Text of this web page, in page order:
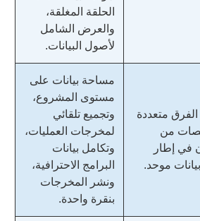
الحلقة المغلقة،
والعرض الشامل
لأصول البيانات.
متعددة
من
في إطار
موحد.
مساحة بيانات على
مستوى المشروع،
وتجميع تلقائي
لمخرجات العمليات،
وتكامل بيانات
البرامج الاحترافية،
ونشر المخرجات
بنقرة واحدة.